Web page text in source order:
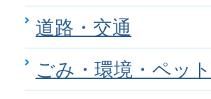
道路・交通
ごみ・環境・ペット